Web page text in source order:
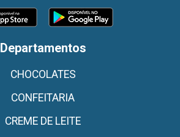
Departamentos
CHOCOLATES
CONFEITARIA
CREME DE LEITE